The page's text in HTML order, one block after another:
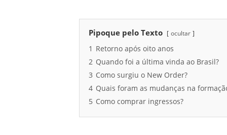
Pipoque pelo Texto ocultar
1 Retorno após oito anos
2 Quando foi a última vinda ao Brasil?
3 Como surgiu o New Order?
4 Quais foram as mudanças na
5 Como comprar ingressos?